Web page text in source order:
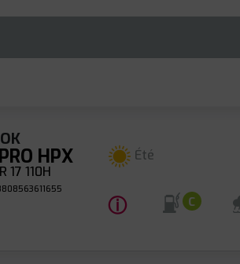
HPX
110H
Été
ⓘ C